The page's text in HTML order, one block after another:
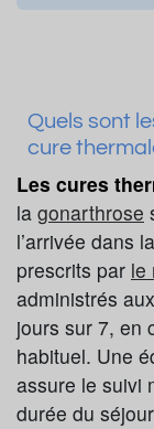
Quels sont
cure
Les cures
la gonarthrose
l’arrivée dans
prescrits par le
administrés
jours sur 7, en
habituel. Une
assure le suivi
durée du